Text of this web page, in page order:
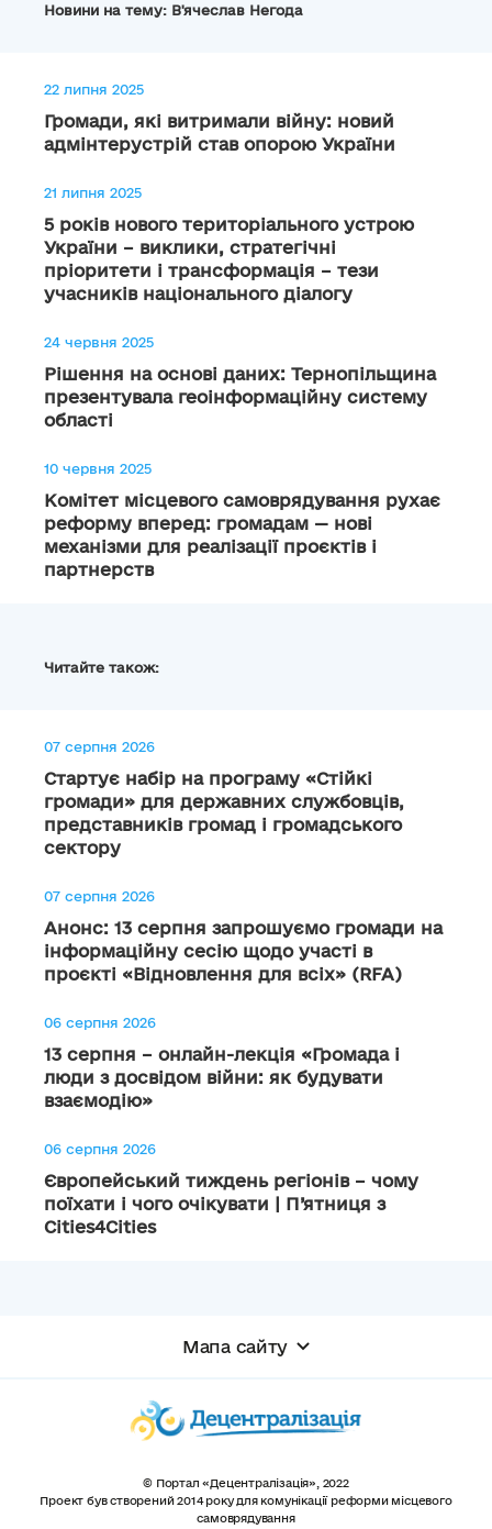
Новини на тему: В'ячеслав Негода
22 липня 2025
Громади, які витримали війну: новий
адмінтерустрій став опорою України
21 липня 2025
5 років нового територіального устрою
України – виклики, стратегічні
пріоритети і трансформація – тези
учасників національного діалогу
24 червня 2025
Рішення на основі даних: Тернопільщина
презентувала геоінформаційну систему
області
10 червня 2025
Комітет місцевого самоврядування рухає
реформу вперед: громадам — нові
механізми для реалізації проєктів і
партнерств
Читайте також:
07 серпня 2026
Стартує набір на програму «Стійкі
громади» для державних службовців,
представників громад і громадського
сектору
07 серпня 2026
Анонс: 13 серпня запрошуємо громади на
інформаційну сесію щодо участі в
проєкті «Відновлення для всіх» (RFA)
06 серпня 2026
13 серпня – онлайн-лекція «Громада і
люди з досвідом війни: як будувати
взаємодію»
06 серпня 2026
Європейський тиждень регіонів – чому
поїхати і чого очікувати | П’ятниця з
Cities4Cities
Мапа сайту
© Портал «Децентралізація», 2022
Проект був створений 2014 року для комунікації реформи місцевого
самоврядування